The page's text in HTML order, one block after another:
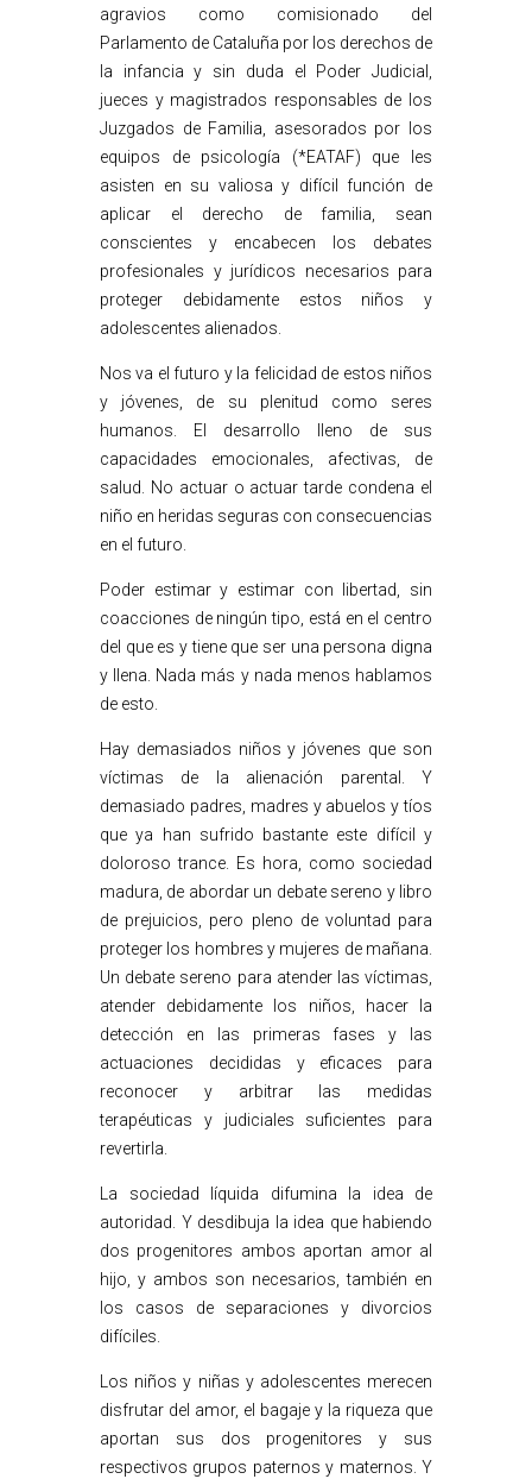
agravios como comisionado del
Parlamento de Cataluña por los derechos de
la infancia y sin duda el Poder Judicial,
jueces y magistrados responsables de los
Juzgados de Familia, asesorados por los
equipos de psicología (*EATAF) que les
asisten en su valiosa y difícil función de
aplicar el derecho de familia, sean
conscientes y encabecen los debates
profesionales y jurídicos necesarios para
proteger debidamente estos niños y
adolescentes alienados.
Nos va el futuro y la felicidad de estos niños
y jóvenes, de su plenitud como seres
humanos. El desarrollo lleno de sus
capacidades emocionales, afectivas, de
salud. No actuar o actuar tarde condena el
niño en heridas seguras con consecuencias
en el futuro.
Poder estimar y estimar con libertad, sin
coacciones de ningún tipo, está en el centro
del que es y tiene que ser una persona digna
y llena. Nada más y nada menos hablamos
de esto.
Hay demasiados niños y jóvenes que son
víctimas de la alienación parental. Y
demasiado padres, madres y abuelos y tíos
que ya han sufrido bastante este difícil y
doloroso trance. Es hora, como sociedad
madura, de abordar un debate sereno y libro
de prejuicios, pero pleno de voluntad para
proteger los hombres y mujeres de mañana.
Un debate sereno para atender las víctimas,
atender debidamente los niños, hacer la
detección en las primeras fases y las
actuaciones decididas y eficaces para
reconocer y arbitrar las medidas
terapéuticas y judiciales suficientes para
revertirla.
La sociedad líquida difumina la idea de
autoridad. Y desdibuja la idea que habiendo
dos progenitores ambos aportan amor al
hijo, y ambos son necesarios, también en
los casos de separaciones y divorcios
difíciles.
Los niños y niñas y adolescentes merecen
disfrutar del amor, el bagaje y la riqueza que
aportan sus dos progenitores y sus
respectivos grupos paternos y maternos. Y